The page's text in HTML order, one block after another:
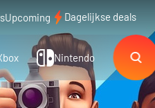
Upcoming Dagelijkse deals
Nintendo